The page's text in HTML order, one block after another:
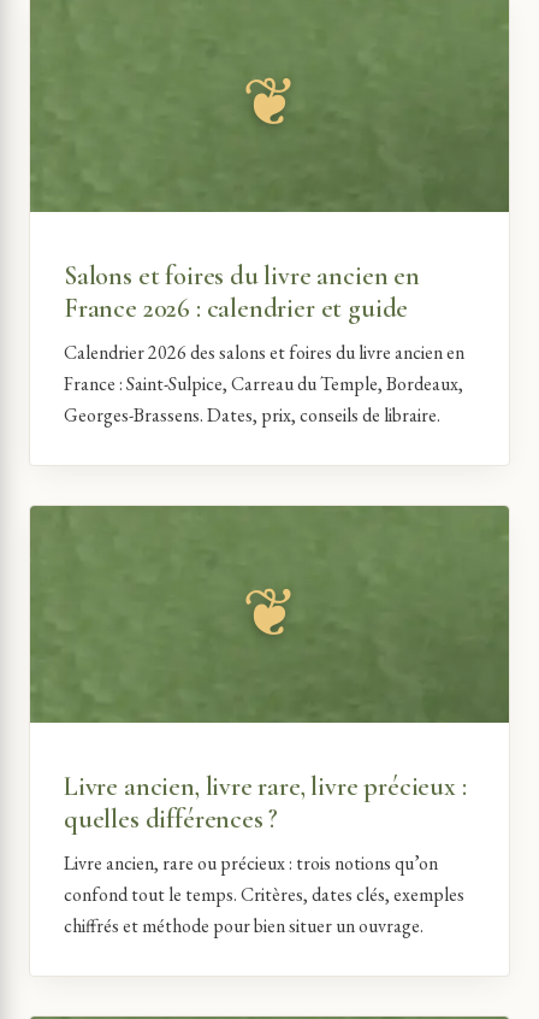
Salons et foires du livre ancien en
France 2026 : calendrier et guide
Calendrier 2026 des salons et foires du livre ancien en
France : Saint-Sulpice, Carreau du Temple, Bordeaux,
Georges-Brassens. Dates, prix, conseils de libraire.
Livre ancien, livre rare, livre précieux :
quelles différences ?
Livre ancien, rare ou précieux : trois notions qu’on
confond tout le temps. Critères, dates clés, exemples
chiffrés et méthode pour bien situer un ouvrage.